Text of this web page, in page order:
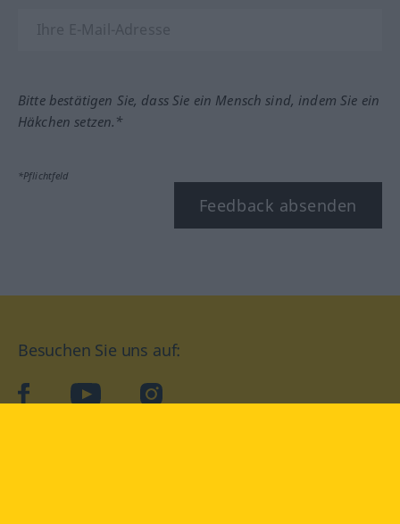
Bitte bestätigen Sie, dass Sie ein Mensch sind, indem Sie ein
Häkchen setzen.*
*Pflichtfeld
Feedback absenden
Besuchen Sie uns auf:
facebookYouTube Instagram